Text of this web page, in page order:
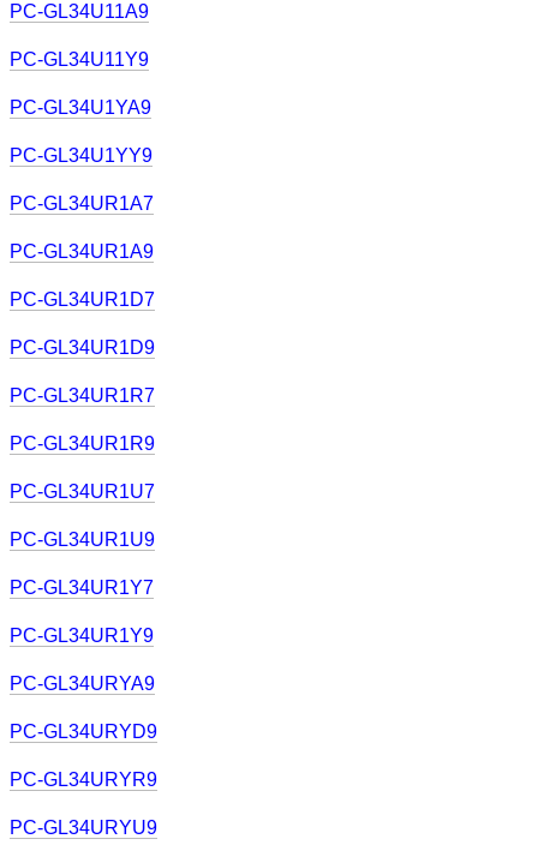
PC-GL34U11A9
PC-GL34U11Y9
PC-GL34U1YA9
PC-GL34U1YY9
PC-GL34UR1A7
PC-GL34UR1A9
PC-GL34UR1D7
PC-GL34UR1D9
PC-GL34UR1R7
PC-GL34UR1R9
PC-GL34UR1U7
PC-GL34UR1U9
PC-GL34UR1Y7
PC-GL34UR1Y9
PC-GL34URYA9
PC-GL34URYD9
PC-GL34URYR9
PC-GL34URYU9